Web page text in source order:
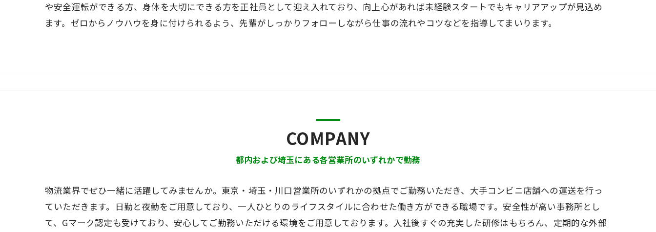
や安全運転ができる方、身体を大切にできる方を正社員として迎え入れており、向上心があれば未経験スタートでもキャリアアップが見込め
ます。ゼロからノウハウを身に付けられるよう、先輩がしっかりフォローしながら仕事の流れやコツなどを指導してまいります。
都内および埼玉にある各営業所のいずれかで勤務
COMPANY
物流業界でぜひ一緒に活躍してみませんか。東京・埼玉・川口営業所のいずれかの拠点でご勤務いただき、大手コンビニ店舗への運送を行っ
ていただきます。日勤と夜勤をご用意しており、一人ひとりのライフスタイルに合わせた働き方ができる職場です。安全性が高い事務所とし
て、Gマーク認定も受けており、安心してご勤務いただける環境をご用意しております。入社後すぐの充実した研修はもちろん、定期的な外部